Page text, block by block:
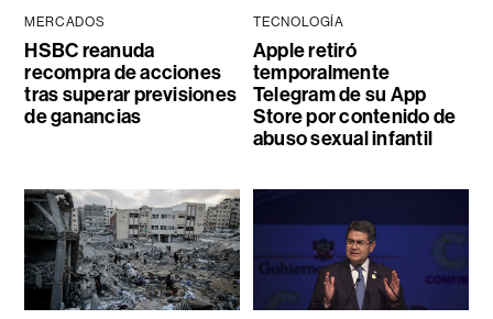
MERCADOS
HSBC reanuda
recompra de acciones
tras superar previsiones
de ganancias
TECNOLOGÍA
Apple retiró
temporalmente
Telegram de su App
Store por contenido de
abuso sexual infantil